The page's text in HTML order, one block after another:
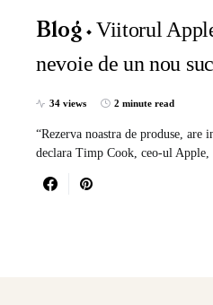
Blog
Viitorul
nevoie de un nou
34 views 2 minute read
“Rezerva noastra de produse,
declara Timp Cook, ceo-ul